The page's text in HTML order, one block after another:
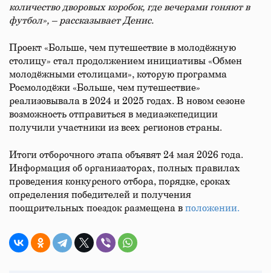
количество дворовых коробок, где вечерами гоняют в
футбол», – рассказывает Денис.
Проект «Больше, чем путешествие в молодёжную
столицу» стал продолжением инициативы «Обмен
молодёжными столицами», которую программа
Росмолодёжи «Больше, чем путешествие»
реализовывала в 2024 и 2025 годах. В новом сезоне
возможность отправиться в медиаэкспедиции
получили участники из всех регионов страны.
Итоги отборочного этапа объявят 24 мая 2026 года.
Информация об организаторах, полных правилах
проведения конкурсного отбора, порядке, сроках
определения победителей и получения
поощрительных поездок размещена в положении.